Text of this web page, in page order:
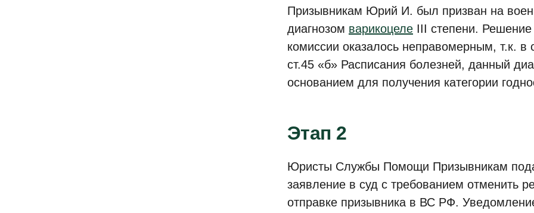
Призывникам Юрий И. был призван на
диагнозом варикоцеле III степени.
комиссии оказалось неправомерным, т.к. в
ст.45 «б» Расписания болезней, данный
основанием для получения категории
Этап 2
Юристы Службы Помощи Призывникам
заявление в суд с требованием отменить
отправке призывника в ВС РФ.